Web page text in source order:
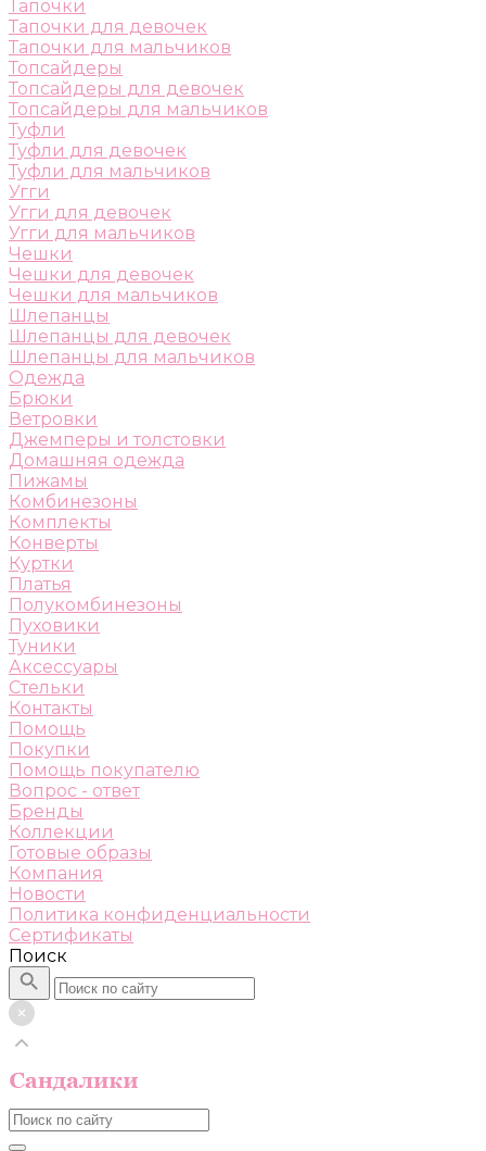
Тапочки
Тапочки для девочек
Тапочки для мальчиков
Топсайдеры
Топсайдеры для девочек
Топсайдеры для мальчиков
Туфли
Туфли для девочек
Туфли для мальчиков
Угги
Угги для девочек
Угги для мальчиков
Чешки
Чешки для девочек
Чешки для мальчиков
Шлепанцы
Шлепанцы для девочек
Шлепанцы для мальчиков
Одежда
Брюки
Ветровки
Джемперы и толстовки
Домашняя одежда
Пижамы
Комбинезоны
Комплекты
Конверты
Куртки
Платья
Полукомбинезоны
Пуховики
Туники
Аксессуары
Стельки
Контакты
Помощь
Покупки
Помощь покупателю
Вопрос - ответ
Бренды
Коллекции
Готовые образы
Компания
Новости
Политика конфиденциальности
Сертификаты
Поиск